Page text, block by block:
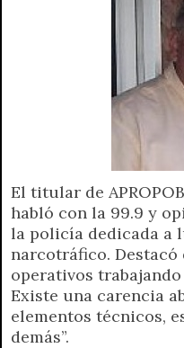
El titular de
habló con la 99.9 y
la policía dedicada a
narcotráfico. Destacó
operativos
Existe una carencia
elementos técnicos,
demás”.